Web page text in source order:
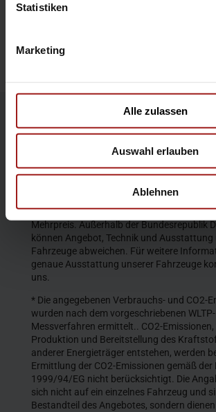
Statistiken
Marketing
Alle zulassen
Auswahl erlauben
Ablehnen
Garantie
Die Produktbeschreibungen und
teilweise auch Sonderausstattungen, die
entspricht dem Stand bei Veröffentlichung.
Die abgebildeten Farben geben den
annähernd wieder. Gezeigte
Mehrpreis. Außerhalb der Bundesrepublik
können Angebot, Technik und Ausstattung
Fahrzeuge abweichen. Für weitere
genaue Ausstattung unserer Fahrzeuge
uns.
* Die angegebenen Verbrauchs- und CO2-
wurden nach dem vorgeschriebenen WLTP-
Messverfahren ermittelt.. CO2-Emissionen,
Produktion und Bereitstellung des
anderer Energieträger entstehen, werden
Ermittlung der CO2-Emissionen gemäß der
1999/94/EG nicht berücksichtigt. Die
sich nicht auf ein einzelnes Fahrzeug und
Bestandteil des Angebotes, sondern